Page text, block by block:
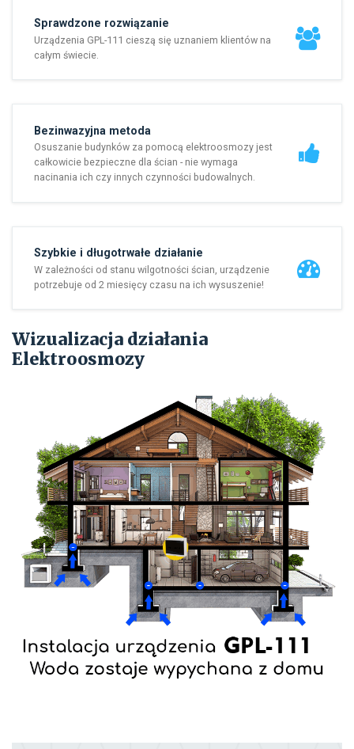
Sprawdzone rozwiązanie
Urządzenia GPL-111 cieszą się uznaniem klientów na
całym świecie.
Bezinwazyjna metoda
Osuszanie budynków za pomocą elektroosmozy jest
całkowicie bezpieczne dla ścian - nie wymaga
nacinania ich czy innych czynności budowalnych.
Szybkie i długotrwałe działanie
W zależności od stanu wilgotności ścian, urządzenie
potrzebuje od 2 miesięcy czasu na ich wysuszenie!
Wizualizacja działania
Elektroosmozy